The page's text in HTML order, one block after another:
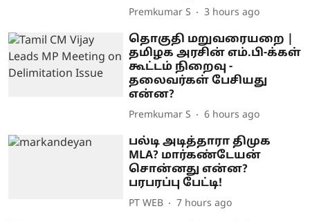
Premkumar S 3 hours ago
தொகுதி மறுவரையறை |
தமிழக அரசின் எம்.பி-க்கள்
கூட்டம் நிறைவு -
தலைவர்கள் பேசியது
என்ன?
Premkumar S 6 hours ago
பல்டி அடித்தாரா திமுக
MLA? மார்கண்டேயன்
சொன்னது என்ன?
பரபரப்பு பேட்டி!
PT WEB 7 hours ago